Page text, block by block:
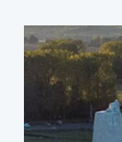
Profile
image